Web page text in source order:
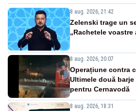
8 aug. 2026, 21:42
Zelenski trage un
„Rachetele
8 aug. 2026, 20:07
Operațiune contra
Ultimele două
pentru Cernavodă
8 aug. 2026, 18:31